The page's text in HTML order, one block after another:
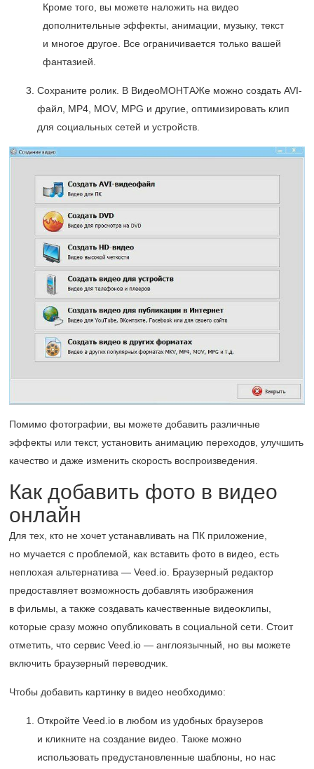
Кроме того, вы можете наложить на видео
дополнительные эффекты, анимации, музыку, текст
и многое другое. Все ограничивается только вашей
фантазией.
Сохраните ролик. В ВидеоМОНТАЖе можно создать AVI-
файл, MP4, MOV, MPG и другие, оптимизировать клип
для социальных сетей и устройств.
Помимо фотографии, вы можете добавить различные
эффекты или текст, установить анимацию переходов, улучшить
качество и даже изменить скорость воспроизведения.
Как добавить фото в видео
онлайн
Для тех, кто не хочет устанавливать на ПК приложение,
но мучается с проблемой, как вставить фото в видео, есть
неплохая альтернатива — Veed.io. Браузерный редактор
предоставляет возможность добавлять изображения
в фильмы, а также создавать качественные видеоклипы,
которые сразу можно опубликовать в социальной сети. Стоит
отметить, что сервис Veed.io — англоязычный, но вы можете
включить браузерный переводчик.
Чтобы добавить картинку в видео необходимо:
Откройте Veed.io в любом из удобных браузеров
и кликните на создание видео. Также можно
использовать предустановленные шаблоны, но нас